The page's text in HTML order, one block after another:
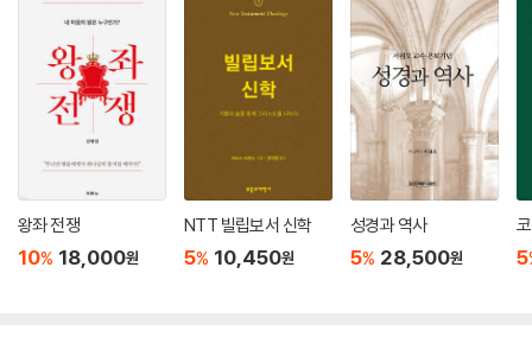
을 지켜야 한다. 세속의 파도에 휩쓸려 방황하며 피곤할 때마다 우리는 각
자의 벧엘로 돌아가서 하나님과 나누었던 첫 믿음의 밀어를 나눠야 한다.
침체의 늪에 빠진 자신을 구원해 주시도록 그분께 무릎을 꿇어야 한다. “벧
엘로 올라가자!” 이 말은 과거 야곱의 때로부터 오늘에 이르기까지의 숱한
세월 동안 성도의 신앙 회복 운동의 ‘좌우명(Motto)’이다.
--- p.447
왕좌 전쟁
10% 18,000원
NTT 빌립보서 신학
5% 10,450원
성경과 역사
5% 28,500원 5